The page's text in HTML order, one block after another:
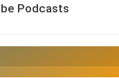
Podcasts